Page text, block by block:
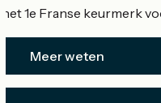
het 1e Franse keurmerk
Meer weten